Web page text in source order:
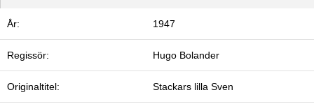
År: 1947
Regissör: Hugo Bolander
Originaltitel: Stackars lilla Sven